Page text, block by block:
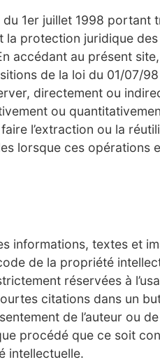
1er juillet 1998
protection juridique
accédant au présent
de la loi du 01/07/
directement ou
ou
l’extraction ou la
lorsque ces opérations
informations, textes et
de la propriété
réservées à
citations dans un
de l’auteur ou
procédé que ce soit
intellectuelle.